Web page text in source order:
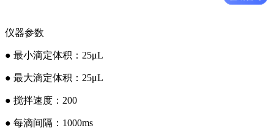
仪器参数
● 最小滴定体积：25μL
● 最大滴定体积：25μL
● 搅拌速度：200
● 每滴间隔：1000ms